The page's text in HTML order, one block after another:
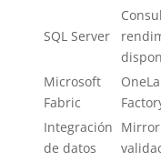
SQL Server
Microsoft
Fabric
Integración
de datos